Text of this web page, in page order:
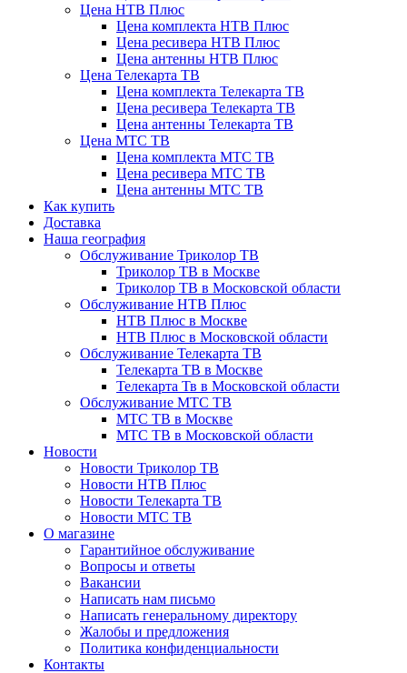
Цена НТВ Плюс
Цена комплекта НТВ Плюс
Цена ресивера НТВ Плюс
Цена антенны НТВ Плюс
Цена Телекарта ТВ
Цена комплекта Телекарта ТВ
Цена ресивера Телекарта ТВ
Цена антенны Телекарта ТВ
Цена МТС ТВ
Цена комплекта МТС ТВ
Цена ресивера МТС ТВ
Цена антенны МТС ТВ
Как купить
Доставка
Наша география
Обслуживание Триколор ТВ
Триколор ТВ в Москве
Триколор ТВ в Московской области
Обслуживание НТВ Плюс
НТВ Плюс в Москве
НТВ Плюс в Московской области
Обслуживание Телекарта ТВ
Телекарта ТВ в Москве
Телекарта Тв в Московской области
Обслуживание МТС ТВ
МТС ТВ в Москве
МТС ТВ в Московской области
Новости
Новости Триколор ТВ
Новости НТВ Плюс
Новости Телекарта ТВ
Новости МТС ТВ
О магазине
Гарантийное обслуживание
Вопросы и ответы
Вакансии
Написать нам письмо
Написать генеральному директору
Жалобы и предложения
Политика конфиденциальности
Контакты